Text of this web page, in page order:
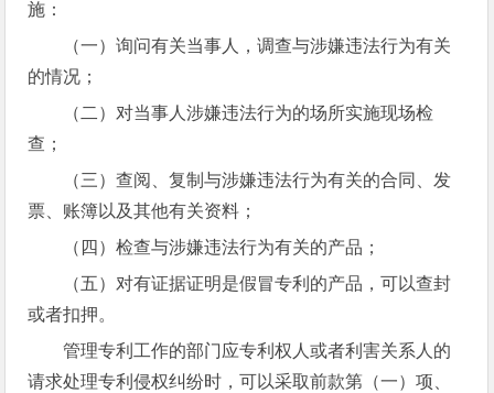
施：
（一）询问有关当事人，调查与涉嫌违法行为有关
的情况；
（二）对当事人涉嫌违法行为的场所实施现场检
查；
（三）查阅、复制与涉嫌违法行为有关的合同、发
票、账簿以及其他有关资料；
（四）检查与涉嫌违法行为有关的产品；
（五）对有证据证明是假冒专利的产品，可以查封
或者扣押。
管理专利工作的部门应专利权人或者利害关系人的
请求处理专利侵权纠纷时，可以采取前款第（一）项、